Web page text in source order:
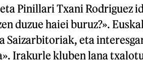
Pinillari Txani Rodriguez
duzue haiei buruz?».
Saizarbitoriak, eta
Irakurle kluben lana